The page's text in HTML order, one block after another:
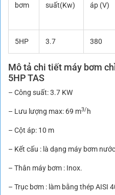
bơm
suất(Kw)
áp (V)
5HP 3.7 380
Mô tả chi tiết máy bơm
5HP TAS
– Công suất: 3.7 KW
– Lưu lượng max: 69 m3/ h
– Cột áp: 10 m
– Kết cấu : là dạng máy bơm
– Thân máy bơm : Inox.
– Trục bơm : làm bằng thép AISI